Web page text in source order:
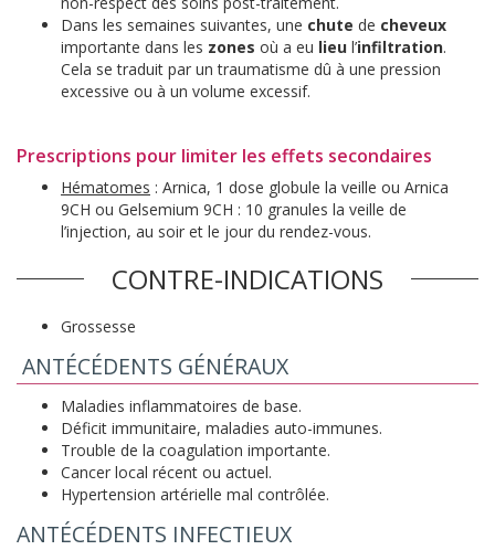
Dans les semaines suivantes, une chute de cheveux
importante dans les zones où a eu lieu l’infiltration.
Cela se traduit par un traumatisme dû à une pression
excessive ou à un volume excessif.
Prescriptions pour limiter les effets secondaires
Hématomes : Arnica, 1 dose globule la veille ou Arnica
9CH ou Gelsemium 9CH : 10 granules la veille de
l’injection, au soir et le jour du rendez-vous.
CONTRE-INDICATIONS
Grossesse
ANTÉCÉDENTS GÉNÉRAUX
Maladies inflammatoires de base.
Déficit immunitaire, maladies auto-immunes.
Trouble de la coagulation importante.
Cancer local récent ou actuel.
Hypertension artérielle mal contrôlée.
ANTÉCÉDENTS INFECTIEUX